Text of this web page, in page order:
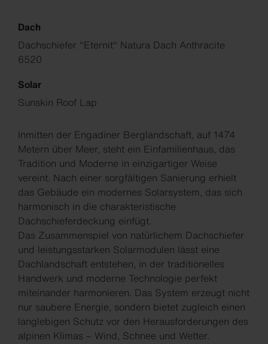
Dach
Dachschiefer "Eternit" Natura Dach Anthracite
6520
Solar
Sunskin Roof Lap
Inmitten der Engadiner Berglandschaft, auf 1474
Metern über Meer, steht ein Einfamilienhaus, das
Tradition und Moderne in einzigartiger Weise
vereint. Nach einer sorgfältigen Sanierung erhielt
das Gebäude ein modernes Solarsystem, das sich
harmonisch in die charakteristische
Dachschieferdeckung einfügt.
Das Zusammenspiel von natürlichem Dachschiefer
und leistungsstarken Solarmodulen lässt eine
Dachlandschaft entstehen, in der traditionelles
Handwerk und moderne Technologie perfekt
miteinander harmonieren. Das System erzeugt nicht
nur saubere Energie, sondern bietet zugleich einen
langlebigen Schutz vor den Herausforderungen des
alpinen Klimas – Wind, Schnee und Wetter.